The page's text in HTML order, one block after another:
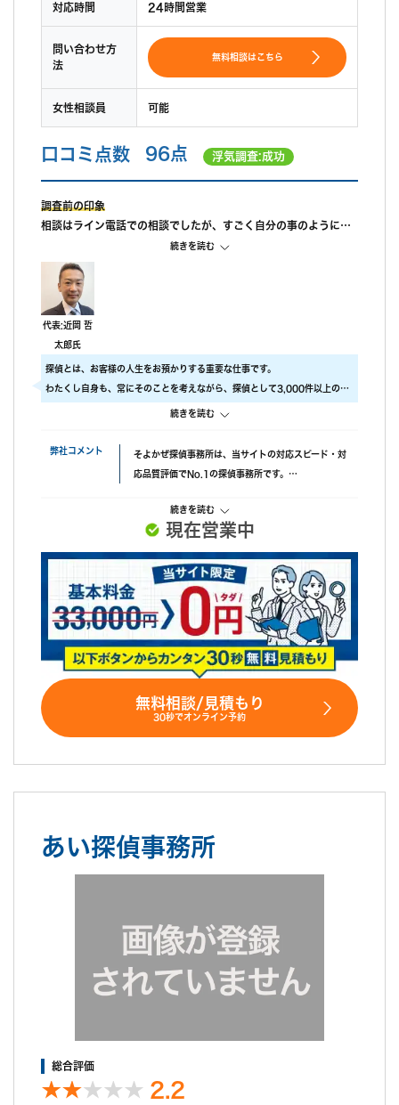
対応時間 24時間営業
問い合わせ方
法
無料相談はこちら
女性相談員 可能
口コミ点数 96点 浮気調査:成功
調査前の印象
相談はライン電話での相談でしたが、すごく自分の事のように親
身になって相談に乗ってもらえました。 また、私が自己肯定感が
低いこともあり、自分のことを攻めていると、もっと自信を持ち
なさいと励ましてもらってすごく嬉しかったです。
調査中の印象
尾行が旦那の会社スタートの予定でしたが、場所が違っていたよ
うで、必死に探してくれたと伺っております。こちらの対応につ
いては本当に調査員の方々に感謝しかありません。
調査後の印象
報告書はすぐに届けていただけましたが、時間表示が間違ってい
ました。(ただ、写真の時間が載っているので大丈夫かと思われま
続きを読む
代表:近岡 哲
太郎氏
探偵とは、お客様の人生をお預かりする重要な仕事です。
わたくし自身も、常にそのことを考えながら、探偵として3,000件以上の調
具体的には、
・ 最高品質の機材
にこだわり、調査の質をあげるため、常に努力しています。
また、お客様ひとりひとりに合った調査プランを立てるには、カウンセラー
当社では、経歴10年以上のベテランカウンセラーが多数在籍しています。
その結果、98% (2023年度) という非常に高い満足度をいただくことができ
これからも、お客様が「そよかぜ」 のような穏やかな日常をとりもどせるよ
うに、誠実に調査いたします。
そよかぜ探偵事務所に、どうぞお気軽にご相談ください。
続きを読む
弊社コメント そよかぜ探偵事務所は、当サイトの対応スピード・対
応品質評価でNo.1の探偵事務所です。
成功報酬プランも選べます。また、みんなの名探偵経
由で相談できる限定クーポンもあるため、調査力と相
談しやすさを重視したい方におすすめです。
続きを読む
現在営業中
無料相談/見積もり
30秒でオンライン予約
あい探偵事務所
総合評価
2.2